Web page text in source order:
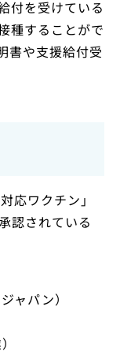
付を受けている
種することがで
書や支援給付受
応ワクチン」
認されている
ャパン）